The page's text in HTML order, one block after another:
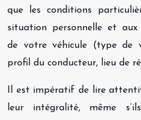
que les conditions
situation personnelle et aux
de votre véhicule (type de
profil du conducteur, lieu de
Il est impératif de lire
leur intégralité, même